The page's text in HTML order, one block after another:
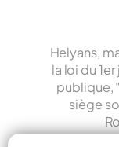
Helyans,
la loi du
publique,
siège